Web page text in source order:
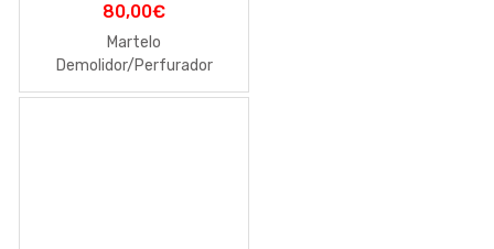
80,00€
Martelo
Demolidor/Perfurador